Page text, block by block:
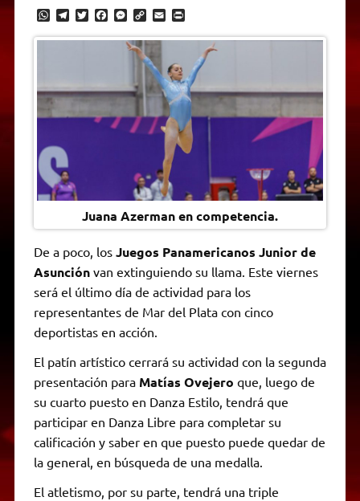
W
a
p
p
T
l
a
m
T
i
r
F
c
o
k
M
s
s
g
r
C
p
y
L
n
E
a
l
P
i
F
r
i
e
n
d
l
Juana Azerman en competencia.
De a poco, los Juegos Panamericanos Junior de
Asunción van extinguiendo su llama. Este viernes
será el último día de actividad para los
representantes de Mar del Plata con cinco
deportistas en acción.
El patín artístico cerrará su actividad con la segunda
presentación paraMatías Ovejero que, luego de
su cuarto puesto en Danza Estilo, tendrá que
participar en Danza Libre para completar su
calificación y saber en que puesto puede quedar de
la general, en búsqueda de una medalla.
El atletismo, por su parte, tendrá una triple